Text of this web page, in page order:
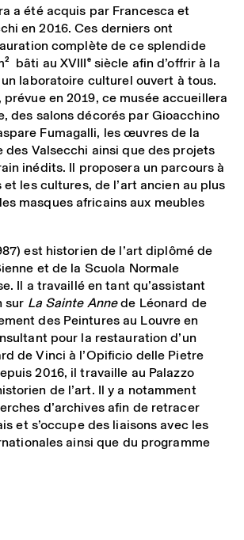
a été acquis par Francesca et
en 2016. Ces derniers ont
complète de ce splendide
2 bâti au XVIIIesiècle afin d’offrir à la
laboratoire culturel ouvert à tous.
en 2019, ce musée accueillera
des salons décorés par Gioacchino
Fumagalli, les œuvres de la
Valsecchi ainsi que des projets
inédits. Il proposera un parcours à
les cultures, de l’art ancien au plus
masques africains aux meubles
est historien de l’art diplômé de
et de la Scuola Normale
Il a travaillé en tant qu’assistant
sur La Sainte Annede Léonard de
des Peintures au Louvre en
pour la restauration d’un
de Vinci à l’Opificio delle Pietre
2016, il travaille au Palazzo
de l’art. Il y a notamment
d’archives afin de retracer
et s’occupe des liaisons avec les
ainsi que du programme